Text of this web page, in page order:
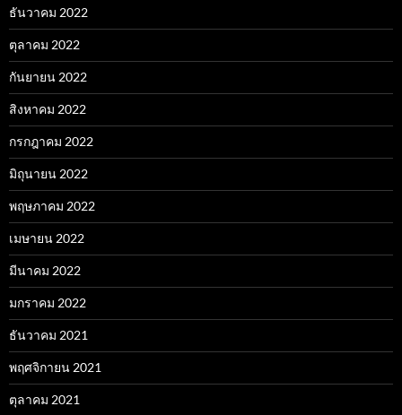
ธันวาคม 2022
ตุลาคม 2022
กันยายน 2022
สิงหาคม 2022
กรกฎาคม 2022
มิถุนายน 2022
พฤษภาคม 2022
เมษายน 2022
มีนาคม 2022
มกราคม 2022
ธันวาคม 2021
พฤศจิกายน 2021
ตุลาคม 2021